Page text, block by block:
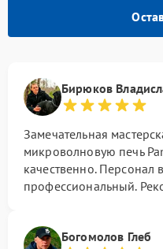
Бирюков
Замечательная
микроволновую печь
качественно. Персонал
профессиональный.
Богомолов Глеб